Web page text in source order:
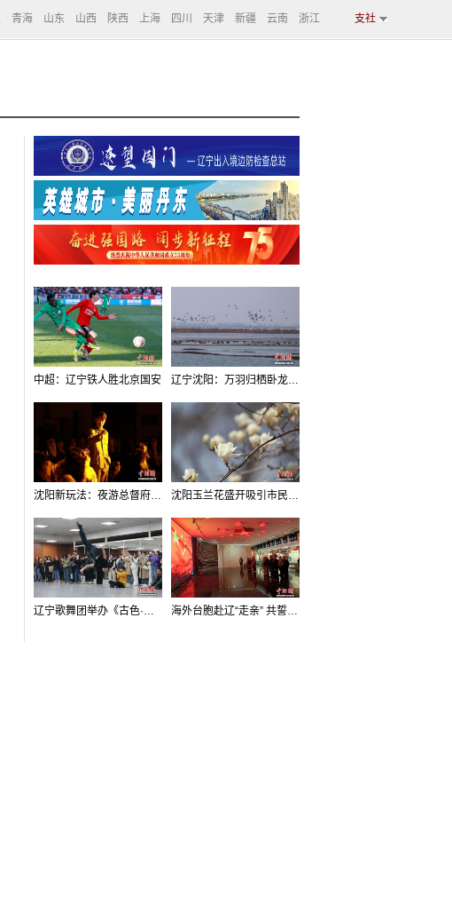
青海 山东 山西 陕西 上海 四川 天津 新疆 云南 浙江 支社
中超：辽宁铁人胜北京国安 辽宁沈阳：万羽归栖卧龙湖看群鸟齐飞
沈阳新玩法：夜游总督府，当一回“赴宴者” 沈阳玉兰花盛开吸引市民打卡
辽宁歌舞团举办《古色·国宝辽宁》排练开放日活动 海外台胞赴辽“走亲” 共誓“和平初心”